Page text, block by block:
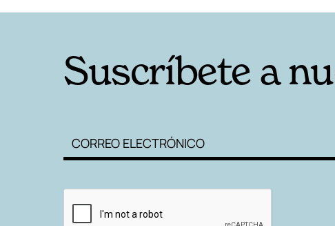
Suscríbete a